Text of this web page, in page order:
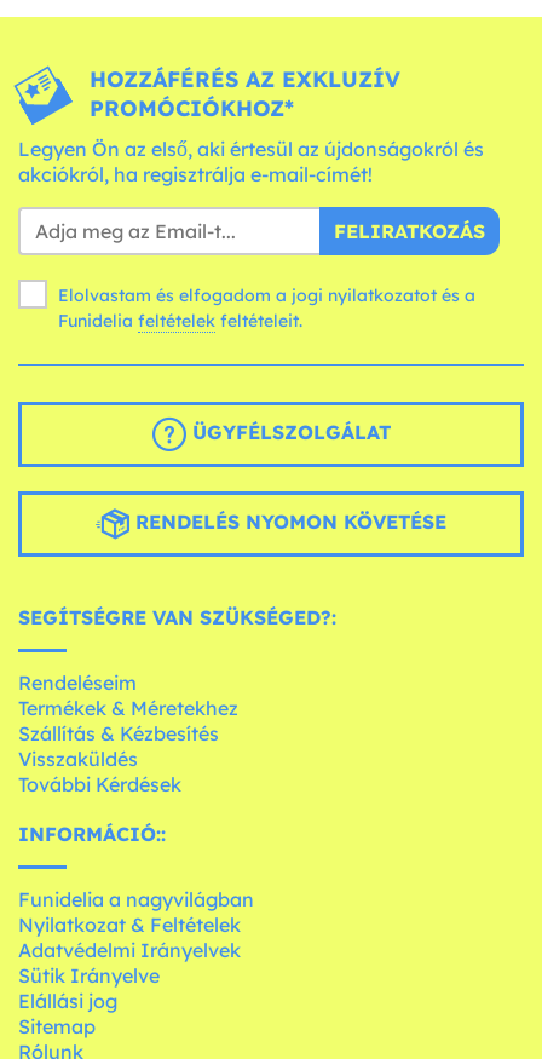
HOZZÁFÉRÉS AZ EXKLUZÍV
PROMÓCIÓKHOZ*
Legyen Ön az első, aki értesül az újdonságokról és
akciókról, ha regisztrálja e-mail-címét!
FELIRATKOZÁS
Elolvastam és elfogadom a jogi nyilatkozatot és a
Funidelia feltételek feltételeit.
ÜGYFÉLSZOLGÁLAT
RENDELÉS NYOMON KÖVETÉSE
SEGÍTSÉGRE VAN SZÜKSÉGED?:
Rendeléseim
Termékek & Méretekhez
Szállítás & Kézbesítés
Visszaküldés
További Kérdések
INFORMÁCIÓ::
Funidelia a nagyvilágban
Nyilatkozat & Feltételek
Adatvédelmi Irányelvek
Sütik Irányelve
Elállási jog
Sitemap
Rólunk